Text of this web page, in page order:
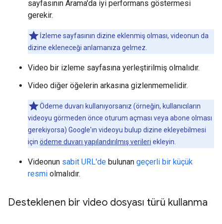
sayfasının Arama'da iyi performans göstermesi
gerekir.
İzleme sayfasının dizine eklenmiş olması, videonun da
dizine ekleneceği anlamanıza gelmez.
Video bir izleme sayfasına yerleştirilmiş olmalıdır.
Video diğer öğelerin arkasına gizlenmemelidir.
Ödeme duvarı kullanıyorsanız (örneğin, kullanıcıların
videoyu görmeden önce oturum açması veya abone olması
gerekiyorsa) Google'ın videoyu bulup dizine ekleyebilmesi
için ödeme duvarı yapılandırılmış verileri ekleyin.
Videonun sabit URL'de bulunan geçerli bir küçük
resmi olmalıdır.
Desteklenen bir video dosyası türü kullanma